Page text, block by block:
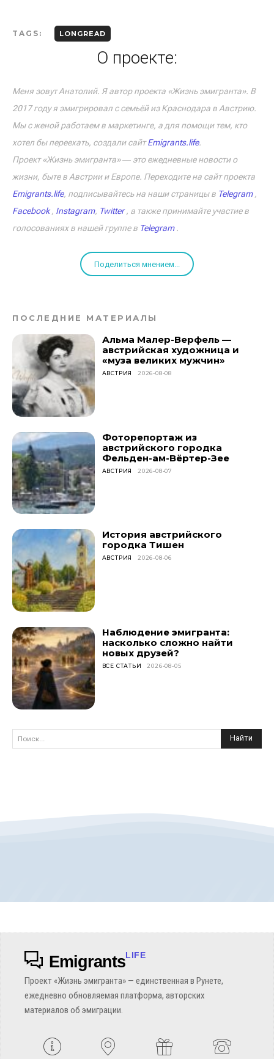
TAGS: LONGREAD
О проекте:
Меня зовут Анатолий. Я автор проекта «Жизнь эмигранта». В
2017 году я эмигрировал с семьёй из Краснодара в Австрию.
Мы с женой работаем в маркетинге, а для помощи тем, кто
хотел бы переехать, создали сайтEmigrants.life.
Проект «Жизнь эмигранта» ― это ежедневные новости о
жизни, быте в Австрии и Европе. Переходите на сайт проекта
Emigrants.life, подписывайтесь на наши страницы в Telegram,
Facebook, Instagram, Twitter, а также принимайте участие в
голосованиях в нашей группе в Telegram.
Поделиться мнением...
ПОСЛЕДНИЕ МАТЕРИАЛЫ
Альма Малер-Верфель —
австрийская художница и
«муза великих мужчин»
АВСТРИЯ 2026-08-08
Фоторепортаж из
австрийского городка
Фельден-ам-Вёртер-Зее
АВСТРИЯ 2026-08-07
История австрийского
городка Тишен
АВСТРИЯ 2026-08-06
Наблюдение эмигранта:
насколько сложно найти
новых друзей?
ВСЕ СТАТЬИ 2026-08-05
Поиск... Найти
EmigrantsLIFE
Проект «Жизнь эмигранта» — единственная в Рунете,
ежедневно обновляемая платформа, авторских
материалов об эмиграции.